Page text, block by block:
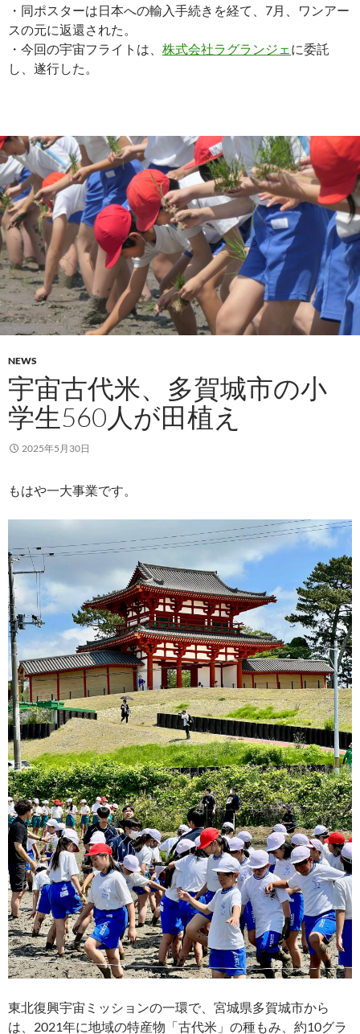
・同ポスターは日本への輸入手続きを経て、7月、ワンアー
スの元に返還された。
・今回の宇宙フライトは、 株式会社ラグランジェ に委託
し、遂行した。
NEWS
宇宙古代米、多賀城市の小
学生560人が田植え
2025年5月30日
もはや一大事業です。
東北復興宇宙ミッションの一環で、宮城県多賀城市から
は、2021年に地域の特産物「古代米」の種もみ、約10グラ